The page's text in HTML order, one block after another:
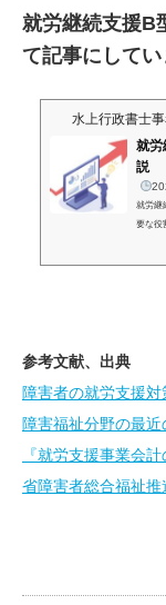
就労継続支援B
て記事にしてい
水上行政書士
就労
説
就労継
要な役
参考文献、出典
障害者の就労支援対
障害福祉分野の最近
『就労支援事業会
省障害者総合福祉推